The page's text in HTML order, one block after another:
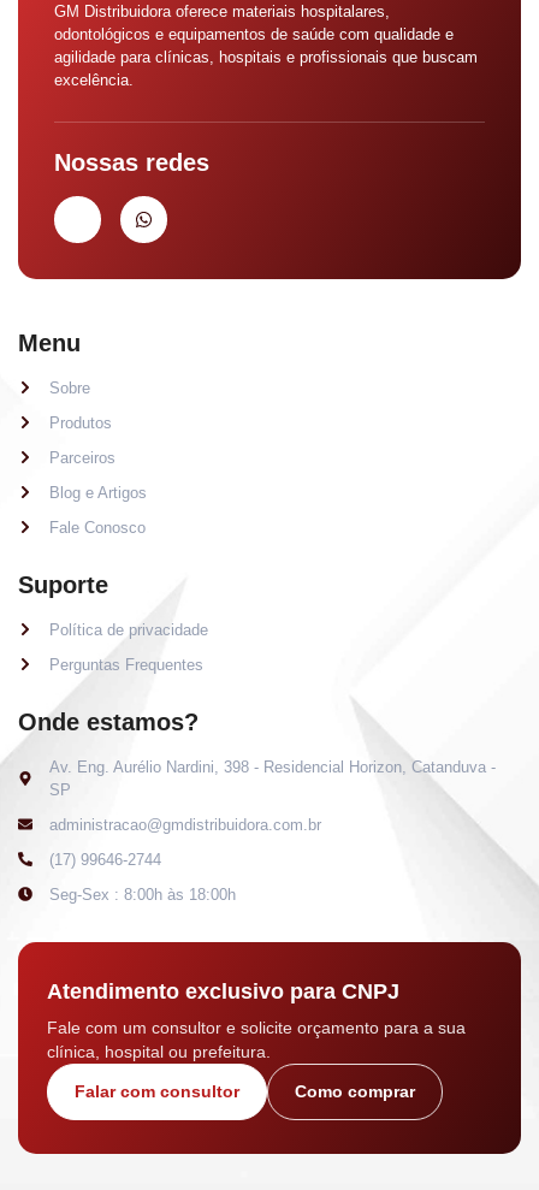
GM Distribuidora oferece materiais hospitalares,
odontológicos e equipamentos de saúde com qualidade e
agilidade para clínicas, hospitais e profissionais que buscam
excelência.
Nossas redes
Menu
Sobre
Produtos
Parceiros
Blog e Artigos
Fale Conosco
Suporte
Política de privacidade
Perguntas Frequentes
Onde estamos?
Av. Eng. Aurélio Nardini, 398 - Residencial Horizon, Catanduva -
SP
administracao@gmdistribuidora.com.br
(17) 99646-2744
Seg-Sex : 8:00h às 18:00h
Atendimento exclusivo para CNPJ
Fale com um consultor e solicite orçamento para a sua
clínica, hospital ou prefeitura.
Falar com consultor Como comprar